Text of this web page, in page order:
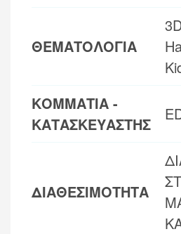
ΘΕΜΑΤΟΛΟΓΙΑ
ΚΟΜΜΑΤΙΑ -
ΚΑΤΑΣΚΕΥΑΣΤΗΣ
ΔΙΑΘΕΣΙΜΟΤΗΤΑ